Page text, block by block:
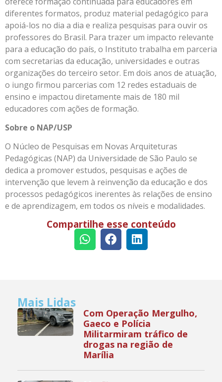
diferentes formatos, produz material pedagógico para
apoiá-los no dia a dia e realiza pesquisas para ouvir os
professores do Brasil. Para trazer um impacto relevante
para a educação do país, o Instituto trabalha em parceria
com secretarias da educação, universidades e outras
organizações do terceiro setor. Em dois anos de atuação,
o iungo firmou parcerias com 12 redes estaduais de
ensino e impactou diretamente mais de 180 mil
educadores com ações de formação.
Sobre o NAP/USP
O Núcleo de Pesquisas em Novas Arquiteturas
Pedagógicas (NAP) da Universidade de São Paulo se
dedica a promover estudos, pesquisas e ações de
intervenção que levem à reinvenção da educação e dos
processos pedagógicos inerentes às relações de ensino
e de aprendizagem, em todos os níveis e modalidades.
Compartilhe esse conteúdo
Mais Lidas
Com Operação Mergulho,
Gaeco e Polícia
Militarmiram tráfico de
drogas na região de
Marília